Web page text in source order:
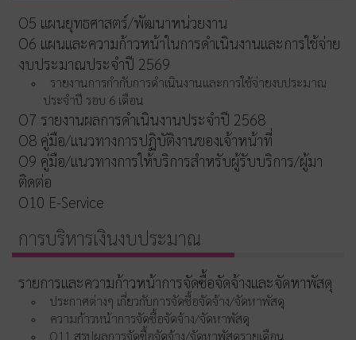
O5 แผนยุทธศาสตร์/พัฒนาหน่วยงาน
O6 แผนและความก้าวหน้าในการดำเนินงานและการใช้จ่าย
งบประมาณประจำปี 2569
รายงานการกำกับการดำเนินงานและการใช้จ่ายงบประมาณ
ประจำปี รอบ 6 เดือน
O7 รายงานผลการดำเนินงานประจำปี 2568
O8 คู่มือ/แนวทางการปฏิบัติงานของเจ้าหน้าที่
O9 คู่มือ/แนวทางการให้บริการสำหรับผู้รับบริการ/ผู้มา
ติดต่อ
O10 E-Service
การบริหารเงินงบประมาณ
รายการและความก้าวหน้าการจัดซื้อจัดจ้างและจัดหาพัสดุ
ประกาศต่างๆ เกี่ยวกับการจัดซื้อจัดจ้าง/จัดหาพัสดุ
ความก้าวหน้าการจัดซื้อจัดจ้าง/จัดหาพัสดุ
O11 สรุปผลการจัดซื้อจัดจ้าง/จัดหาพัสดุรายเดือน